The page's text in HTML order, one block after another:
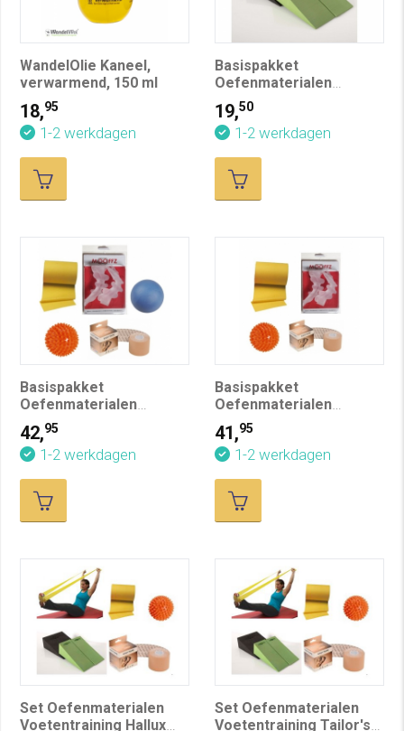
WandelOlie Kaneel,
verwarmend, 150 ml
18,95
1-2 werkdagen
Basispakket
Oefenmaterialen
Voetentraining Hallux
Valgus
19,50
1-2 werkdagen
Basispakket
Oefenmaterialen
Voetentraining
Metatarsalgie
42,95
1-2 werkdagen
Basispakket
Oefenmaterialen
Voetentraining
Hielspoor
41,95
1-2 werkdagen
Set Oefenmaterialen
Voetentraining Hallux
Set Oefenmaterialen
Voetentraining Tailor's